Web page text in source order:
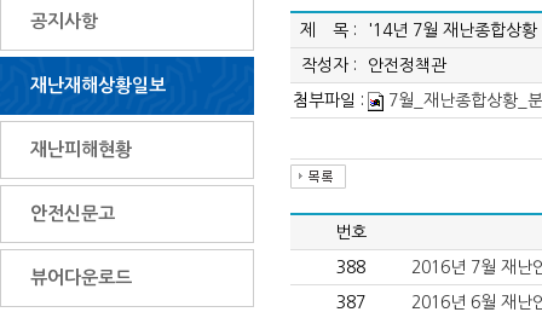
공지사항
재난재해상황일보
재난피해현황
안전신문고
뷰어다운로드
제 목 : '14년 7월 재난종합상황
작성자 : 안전정책관
첨부파일 : 7월_재난종합상황_
번호
388 2016년 7월 재난
387 2016년 6월 재난